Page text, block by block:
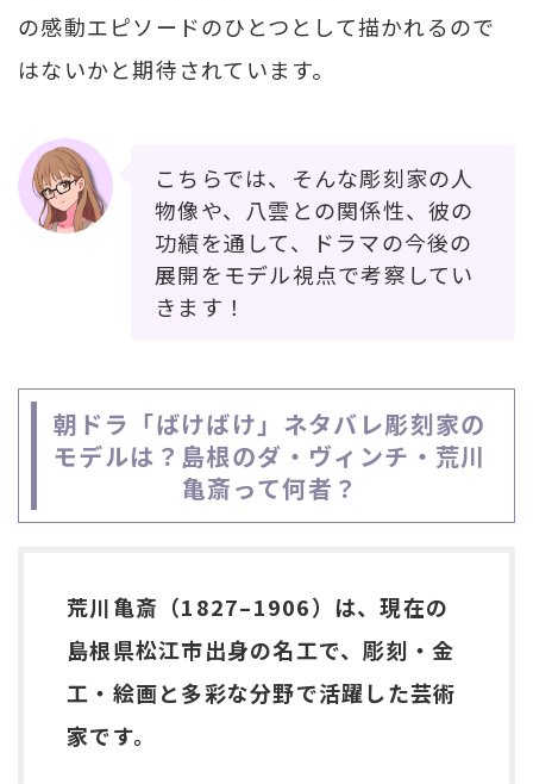
の感動エピソードのひとつとして描かれるので
はないかと期待されています。
こちらでは、そんな彫刻家の人
物像や、八雲との関係性、彼の
功績を通して、ドラマの今後の
展開をモデル視点で考察してい
きます！
朝ドラ「ばけばけ」ネタバレ彫刻家の
モデルは？島根のダ・ヴィンチ・荒川
亀斎って何者？
荒川亀斎（1827–1906）は、現在の
島根県松江市出身の名工で、彫刻・金
工・絵画と多彩な分野で活躍した芸術
家です。